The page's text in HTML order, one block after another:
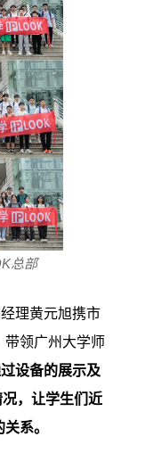
总部
理黄元旭携市
带领广州大学师
设备的展示及
，让学生们近
系。